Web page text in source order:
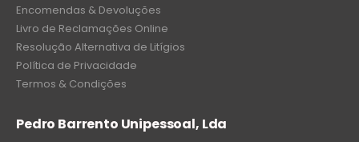
Encomendas & Devoluções
Livro de Reclamações Online
Resolução Alternativa de Litígios
Política de Privacidade
Termos & Condições
Pedro Barrento Unipessoal, Lda